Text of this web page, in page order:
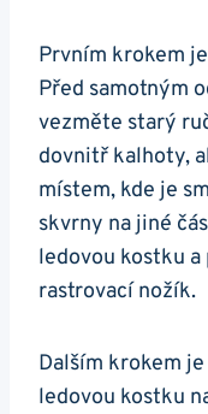
Prvním krokem
Před samotným
vezměte starý
dovnitř kalhoty,
místem, kde je
skvrny na jiné
ledovou kostku
rastrovací nožík.
Dalším krokem
ledovou kostku